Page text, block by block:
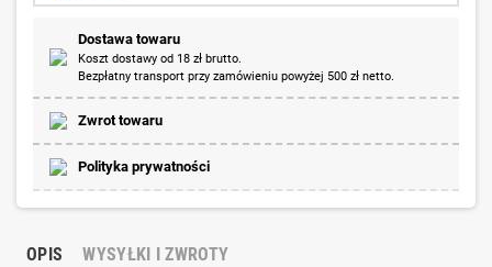
Dostawa towaru
Koszt dostawy od 18 zł brutto.
Bezpłatny transport przy zamówieniu powyżej 500 zł netto.
Zwrot towaru
Polityka prywatności
OPIS WYSYŁKI I ZWROTY